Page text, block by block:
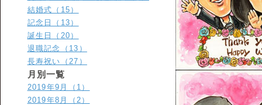
結婚式（15）
記念日（13）
誕生日（20）
退職記念（13）
長寿祝い（27）
月別一覧
2019年9月（1）
2019年8月（2）